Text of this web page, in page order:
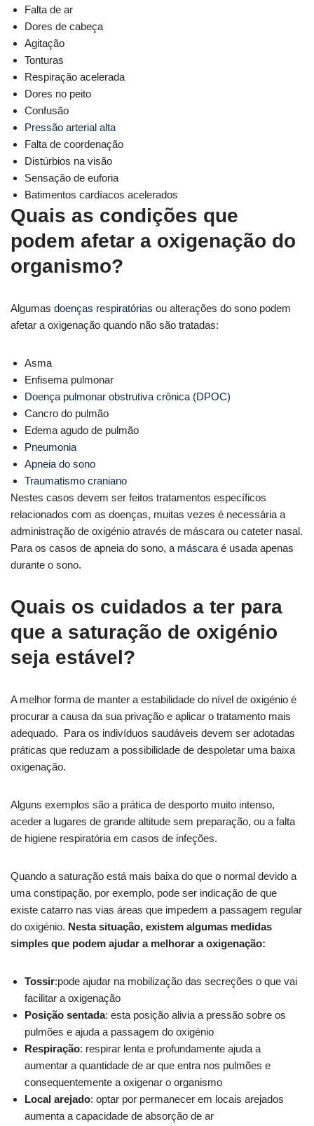
Falta de ar
Dores de cabeça
Agitação
Tonturas
Respiração acelerada
Dores no peito
Confusão
Pressão arterial alta
Falta de coordenação
Distúrbios na visão
Sensação de euforia
Batimentos cardíacos acelerados
Quais as condições que
podem afetar a oxigenação do
organismo?
Algumas doenças respiratórias ou alterações do sono podem
afetar a oxigenação quando não são tratadas:
Asma
Enfisema pulmonar
Doença pulmonar obstrutiva crônica (DPOC)
Cancro do pulmão
Edema agudo de pulmão
Pneumonia
Apneia do sono
Traumatismo craniano
Nestes casos devem ser feitos tratamentos específicos
relacionados com as doenças, muitas vezes é necessária a
administração de oxigénio através de máscara ou cateter nasal.
Para os casos de apneia do sono, a máscara é usada apenas
durante o sono.
Quais os cuidados a ter para
que a saturação de oxigénio
seja estável?
A melhor forma de manter a estabilidade do nível de oxigénio é
procurar a causa da sua privação e aplicar o tratamento mais
adequado. Para os indivíduos saudáveis devem ser adotadas
práticas que reduzam a possibilidade de despoletar uma baixa
oxigenação.
Alguns exemplos são a prática de desporto muito intenso,
aceder a lugares de grande altitude sem preparação, ou a falta
de higiene respiratória em casos de infeções.
Quando a saturação está mais baixa do que o normal devido a
uma constipação, por exemplo, pode ser indicação de que
existe catarro nas vias áreas que impedem a passagem regular
do oxigénio. Nesta situação, existem algumas medidas
simples que podem ajudar a melhorar a oxigenação:
Tossir:pode ajudar na mobilização das secreções o que vai
facilitar a oxigenação
Posição sentada: esta posição alivia a pressão sobre os
pulmões e ajuda a passagem do oxigénio
Respiração: respirar lenta e profundamente ajuda a
aumentar a quantidade de ar que entra nos pulmões e
consequentemente a oxigenar o organismo
Local arejado: optar por permanecer em locais arejados
aumenta a capacidade de absorção de ar